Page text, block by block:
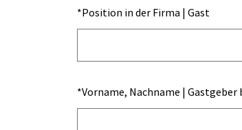
*Position in der Firma | Gast
*Vorname, Nachname | Gastgeber